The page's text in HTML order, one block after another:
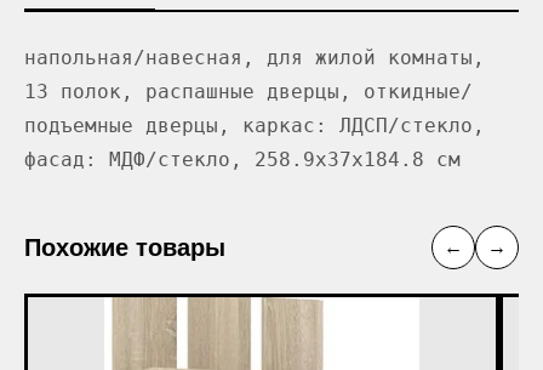
напольная/навесная, для жилой комнаты,
13 полок, распашные дверцы, откидные/
подъемные дверцы, каркас: ЛДСП/стекло,
фасад: МДФ/стекло, 258.9x37x184.8 см
Похожие товары ← →